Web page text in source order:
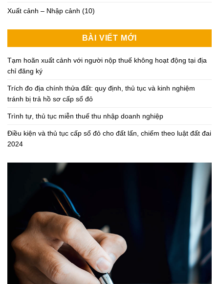
Xuất cảnh – Nhập cảnh (10)
BÀI VIẾT MỚI
Tạm hoãn xuất cảnh với người nộp thuế không hoạt động tại địa
chỉ đăng ký
Trích đo địa chính thửa đất: quy định, thủ tục và kinh nghiệm
tránh bị trả hồ sơ cấp sổ đỏ
Trình tự, thủ tục miễn thuế thu nhập doanh nghiệp
Điều kiện và thủ tục cấp sổ đỏ cho đất lấn, chiếm theo luật đất đai
2024